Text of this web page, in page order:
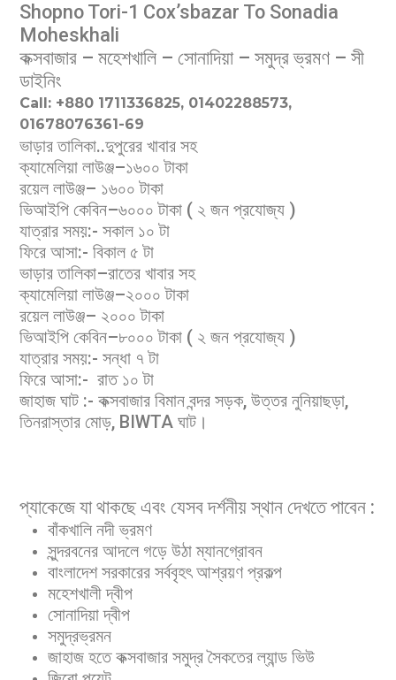
Shopno Tori-1 Cox’sbazar To Sonadia
Moheskhali
কক্সবাজার – মহেশখালি – সোনাদিয়া – সমুদ্র ভ্রমণ – সী
ডাইনিং
Call: +880 1711336825, 01402288573,
01678076361-69
ভাড়ার তালিকা..দুপুরের খাবার সহ
ক্যামেলিয়া লাউঞ্জ–১৬০০ টাকা
রয়েল লাউঞ্জ– ১৬০০ টাকা
ভিআইপি কেবিন–৬০০০ টাকা ( ২ জন প্রযোজ্য )
যাত্রার সময়:- সকাল ১০ টা
ফিরে আসা:- বিকাল ৫ টা
ভাড়ার তালিকা–রাতের খাবার সহ
ক্যামেলিয়া লাউঞ্জ–২০০০ টাকা
রয়েল লাউঞ্জ– ২০০০ টাকা
ভিআইপি কেবিন–৮০০০ টাকা ( ২ জন প্রযোজ্য )
যাত্রার সময়:- সন্ধা ৭ টা
ফিরে আসা:- রাত ১০ টা
জাহাজ ঘাট :- কক্সবাজার বিমান বন্দর সড়ক, উত্তর নুনিয়াছড়া,
তিনরাস্তার মোড়, BIWTA ঘাট।
প্যাকেজে যা থাকছে এবং যেসব দর্শনীয় স্থান দেখতে পাবেন :
বাঁকখালি নদী ভ্রমণ
সুন্দরবনের আদলে গড়ে উঠা ম্যানগ্রোবন
বাংলাদেশ সরকারের সর্ববৃহৎ আশ্রয়ণ প্রকল্প
মহেশখালী দ্বীপ
সোনাদিয়া দ্বীপ
সমুদ্রভ্রমন
জাহাজ হতে কক্সবাজার সমুদ্র সৈকতের ল্যান্ড ভিউ